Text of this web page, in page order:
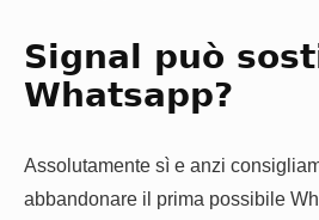
Signal può
Whatsapp?
Assolutamente sì e anzi
abbandonare il prima possibile